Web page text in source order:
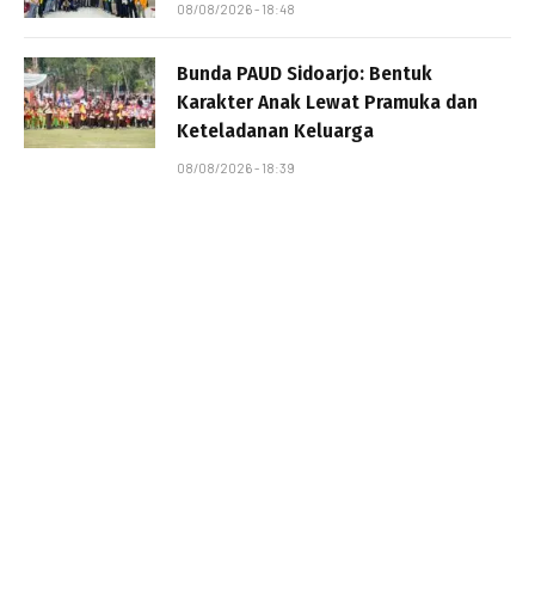
08/08/2026 - 18:48
Bunda PAUD Sidoarjo: Bentuk
Karakter Anak Lewat Pramuka dan
Keteladanan Keluarga
08/08/2026 - 18:39